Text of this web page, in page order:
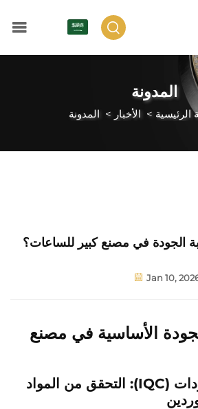
المدونة
الرئيسية > الأخبار > المدونة
الجودة في مصنع كبير للساعات؟
Jan 10,
الأساسية في مصنع
مراقبة جودة الواردات (IQC): التحقق من المواد